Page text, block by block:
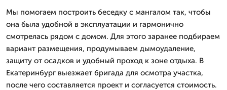
Мы помогаем построить беседку с мангалом так, чтобы
она была удобной в эксплуатации и гармонично
смотрелась рядом с домом. Для этого заранее подбираем
вариант размещения, продумываем дымоудаление,
защиту от осадков и удобный проход к зоне отдыха. В
Екатеринбург выезжает бригада для осмотра участка,
после чего составляется проект и согласуется стоимость.